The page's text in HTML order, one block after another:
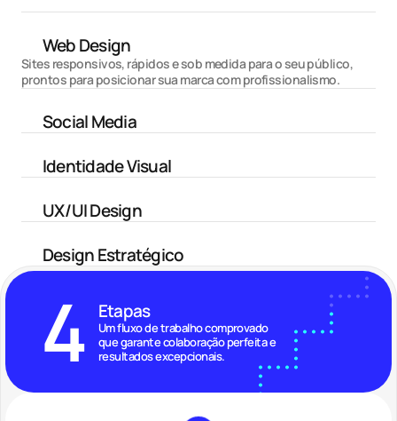
Web Design
Sites responsivos, rápidos e sob medida para o seu público,
prontos para posicionar sua marca com profissionalismo.
Social Media
Identidade Visual
UX/UI Design
Design Estratégico
4 Etapas
Um fluxo de trabalho comprovado
que garante colaboração perfeita e
resultados excepcionais.